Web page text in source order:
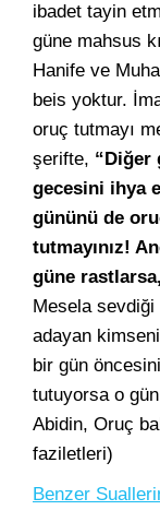
ibadet tayin
güne mahsus
Hanife ve
beis yoktur.
oruç tutmayı
şerifte, “Diğer
gecesini ihya
gününü de
tutmayınız!
güne
Mesela sevdiği
adayan
bir gün
tutuyorsa o
Abidin, Oruç
faziletleri)
Benzer